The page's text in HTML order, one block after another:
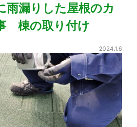
雨漏りした屋根のカ
棟の取り付け
2024.1.6